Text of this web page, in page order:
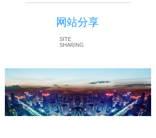
网站分享
SITE
SHARING